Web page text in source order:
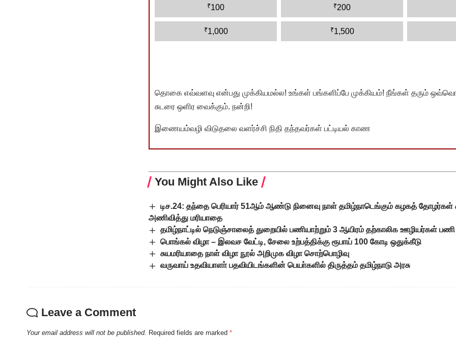
₹100 ₹200
₹1,000 ₹1,500
தொகை எவ்வளவு என்பது முக்கியமல்ல! உங்கள் பங்களிப்பே முக்கியம்! நீங்கள் தரும் ஒவ்வொரு
சுடரை ஒளிர வைக்கும். நன்றி!
இணையம்வழி விடுதலை வளர்ச்சி நிதி தந்தவர்கள் பட்டியல் காண
You Might Also Like
டிச.24: தந்தை பெரியார் 51ஆம் ஆண்டு நினைவு நாள் தமிழ்நாடெங்கும் கழகத் தோழர்கள்
அணிவித்து மரியாதை
தமிழ்நாட்டில் நெடுஞ்சாலைத் துறையில் பணியாற்றும் 3 ஆயிரம் தற்காலிக ஊழியர்கள்
பொங்கல் விழா – இலவச வேட்டி, சேலை உற்பத்திக்கு ரூபாய் 100 கோடி ஒதுக்கீடு
சுயமரியாதை நாள் விழா நூல் அறிமுக விழா சொற்பொழிவு
வருவாய் உதவியாளா் பதவியிடங்களின் பெயா்களில் திருத்தம் தமிழ்நாடு அரசு
Leave a Comment
Your email address will not be published. Required fields are marked *